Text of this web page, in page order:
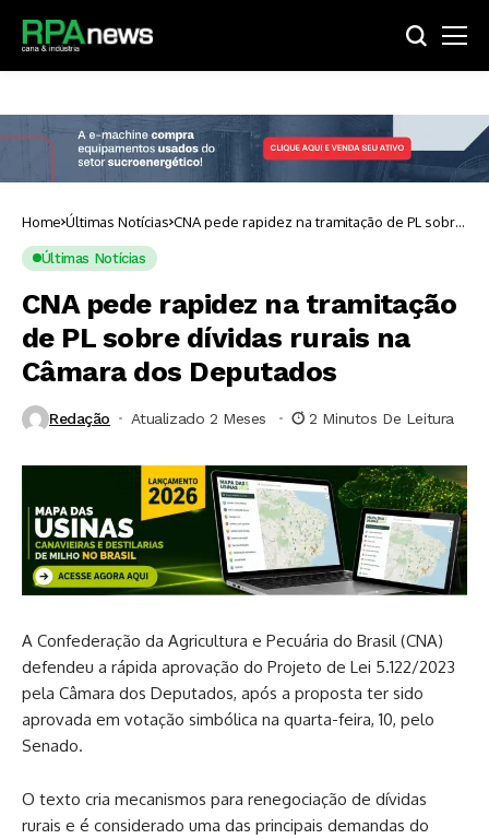
Home Últimas Notícias CNA pede rapidez na tramitação de PL sobre
dívidas rurais na Câmara dos Deputados
Últimas Notícias
CNA pede rapidez na tramitação
de PL sobre dívidas rurais na
Câmara dos Deputados
Redação Atualizado 2 Meses ⁮ 2 Minutos De Leitura
A Confederação da Agricultura e Pecuária do Brasil (CNA)
defendeu a rápida aprovação do Projeto de Lei 5.122/2023
pela Câmara dos Deputados, após a proposta ter sido
aprovada em votação simbólica na quarta-feira, 10, pelo
Senado.
O texto cria mecanismos para renegociação de dívidas
rurais e é considerado uma das principais demandas do